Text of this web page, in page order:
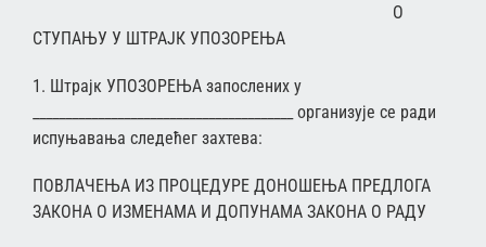
О
СТУПАЊУ У ШТРАЈК УПОЗОРЕЊА
1. Штрајк УПОЗОРЕЊА запослених у
________________________________________ организује се ради
испуњавања следећег захтева:
ПОВЛАЧЕЊА ИЗ ПРОЦЕДУРЕ ДОНОШЕЊА ПРЕДЛОГА
ЗАКОНА О ИЗМЕНАМА И ДОПУНАМА ЗАКОНА О РАДУ